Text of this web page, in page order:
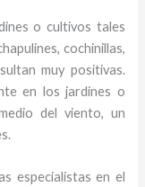
o cultivos tales
cochinillas,
muy positivas.
en los jardines o
del viento, un
especialistas en el